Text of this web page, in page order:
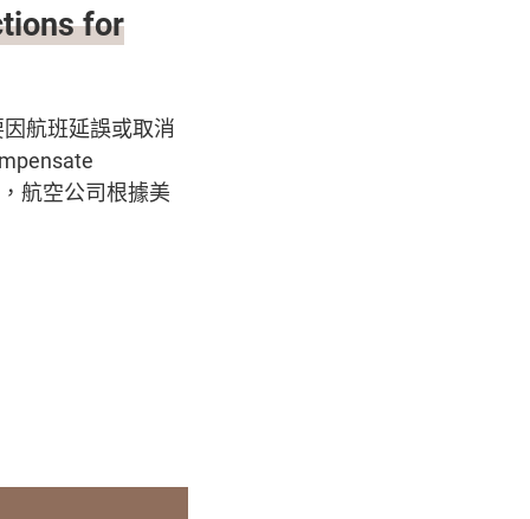
for
航班延誤或取消
航空公司根據美